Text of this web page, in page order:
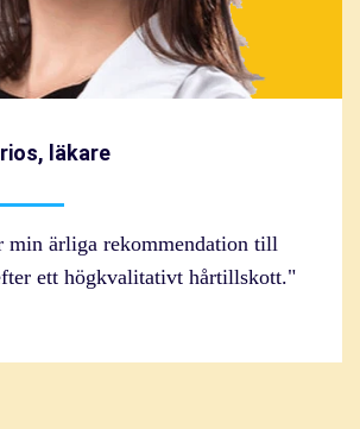
läkare
min ärliga rekommendation till
ett högkvalitativt hårtillskott."